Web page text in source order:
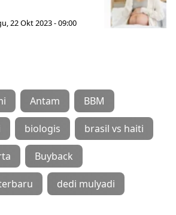
22 Okt 2023 - 09:00
Antam BBM
biologis brasil vs haiti
Buyback
dedi mulyadi